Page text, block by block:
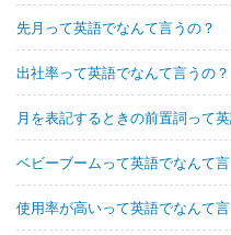
先月って英語でなんて言うの？
出社率って英語でなんて言うの？
月を表記するときの前置詞って
ベビーブームって英語でなんて
使用率が高いって英語でなんて